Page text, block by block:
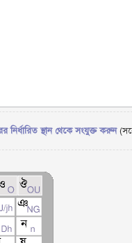
নির্ধারিত স্থান থেকে সংযুক্ত করুন